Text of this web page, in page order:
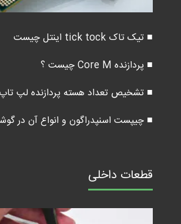
■ تیک تاک tick tock اینتل چیست
■ پردازنده Core M چیست ؟
■ تشخیص تعداد هسته پردازنده لپ تاپ
■ چیپست اسنپدراگون و انواع آن در
قطعات داخلی